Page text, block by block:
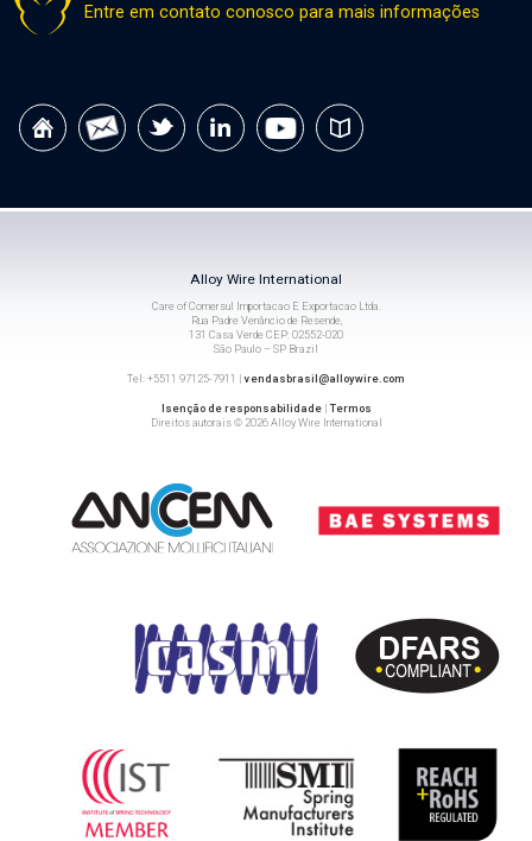
Entre em contato conosco para mais informações
Alloy Wire International
Care of Comersul Importacao E Exportacao Ltda.
Rua Padre Venâncio de Resende,
131 Casa Verde CEP: 02552-020
São Paulo – SP Brazil
Tel: +5511 97125-7911 |vendasbrasil@alloywire.com
Isenção de responsabilidade|Termos
Direitos autorais © 2026 Alloy Wire International